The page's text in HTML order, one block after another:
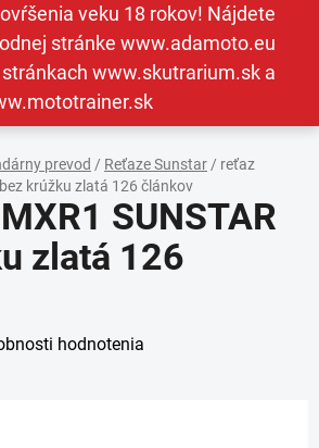
veku 18 rokov! Nájdete
stránke www.adamoto.eu
www.skutrarium.sk a
prevod / Reťaze Sunstar / reťaz
krúžku zlatá 126 článkov
SUNSTAR
zlatá 126
hodnotenia